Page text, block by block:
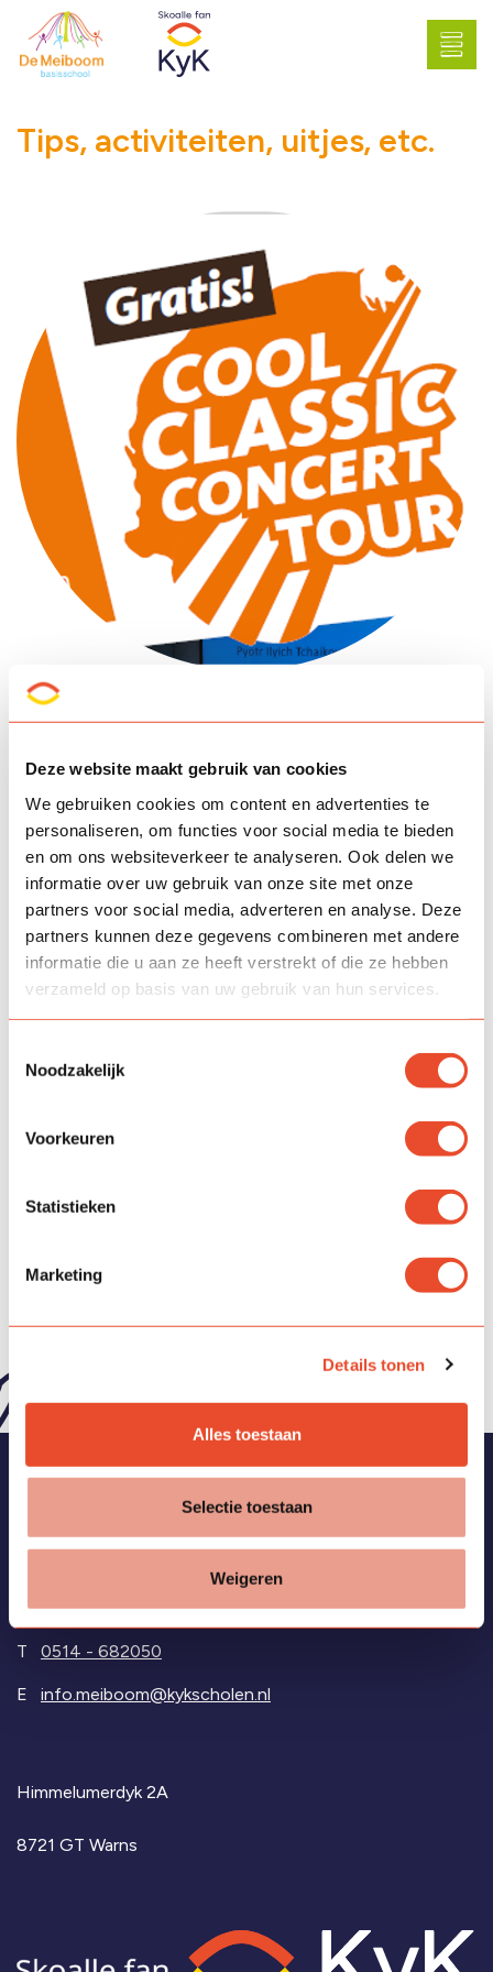
Deze website maakt gebruik van cookies
We gebruiken cookies om content en advertenties te
personaliseren, om functies voor social media te bieden
en om ons websiteverkeer te analyseren. Ook delen we
informatie over uw gebruik van onze site met onze
partners voor social media, adverteren en analyse. Deze
partners kunnen deze gegevens combineren met andere
informatie die u aan ze heeft verstrekt of die ze hebben
verzameld op basis van uw gebruik van hun services.
Noodzakelijk
Voorkeuren
Statistieken
Marketing
Details tonen
Alles toestaan
Selectie toestaan
Weigeren
Tips, activiteiten, uitjes, etc.
maart 2024
Graag wijzen wij u op bijgaandeposter, betreffende het
gratisCool Classic Concert Tour concert van het Frysk
Jeugd Orkest op zaterdag 5 april in Stadsschouwburg De
Harmonie te Leeuwarden. Iedereen is welkom!
Muzikale groet namens het Frysk Jeugd Orkest
op via:
T 0514 - 682050
E info.meiboom@kykscholen.nl
Himmelumerdyk 2A
8721 GT Warns